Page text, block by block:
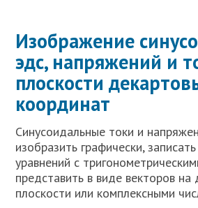
Изображение
эдс, напряжений и
плоскости
координат
Синусоидальные токи и
изобразить графически,
уравнений с
представить в виде векторов на
плоскости или комплексными